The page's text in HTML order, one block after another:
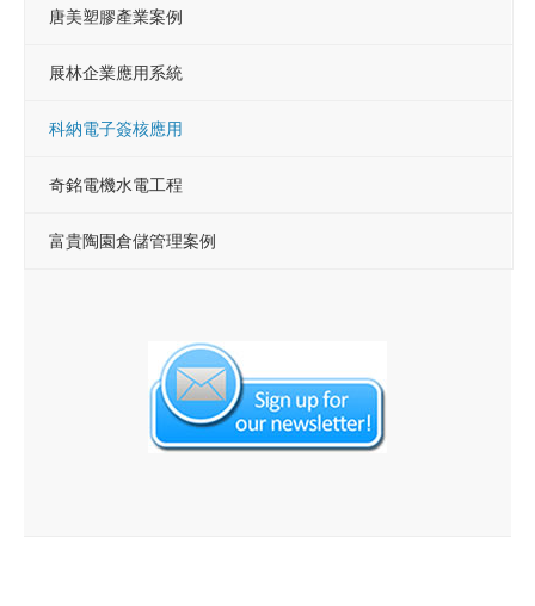
唐美塑膠產業案例
展林企業應用系統
科納電子簽核應用
奇銘電機水電工程
富貴陶園倉儲管理案例